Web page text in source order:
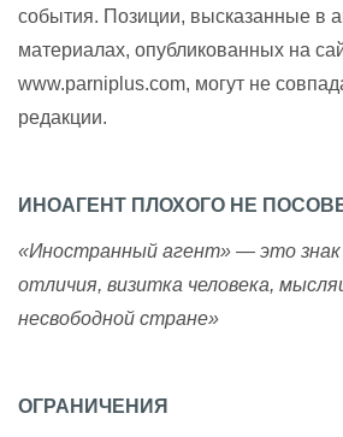
события. Позиции, высказанные в
материалах, опубликованных на
www.parniplus.com, могут не
редакции.
ИНОАГЕНТ ПЛОХОГО НЕ
«Иностранный агент» — это знак
отличия, визитка человека,
несвободной стране»
ОГРАНИЧЕНИЯ